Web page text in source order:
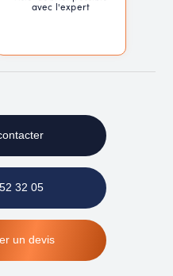
avec l'expert
32 05
un devis